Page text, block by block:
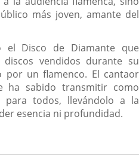
más joven, amante del
el Disco de Diamante que
vendidos durante su
por un flamenco. El cantaor
ha sabido transmitir como
todos, llevándolo a la
esencia ni profundidad.